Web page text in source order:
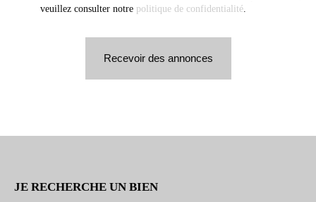
veuillez consulter notre politique de confidentialité
Recevoir des annonces
JE RECHERCHE UN BIEN